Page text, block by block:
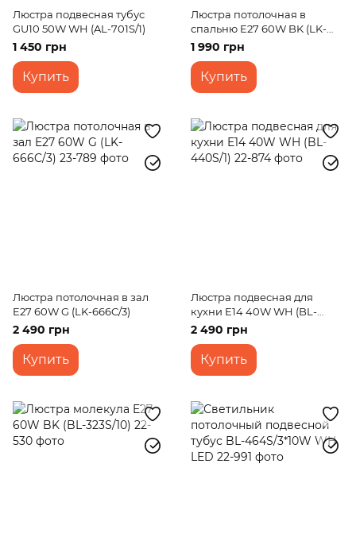
Люстра подвесная тубус
GU10 50W WH (AL-701S/1)
1 450 грн
Купить
Люстра потолочная в
спальню E27 60W BK (LK-
705S/3)
1 990 грн
Купить
Люстра потолочная в зал
E27 60W G (LK-666C/3)
2 490 грн
Купить
Люстра подвесная для
кухни E14 40W WH (BL-
440S/1)
2 490 грн
Купить